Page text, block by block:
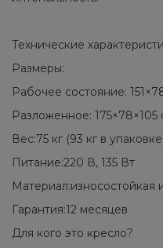
Технические
Размеры:
Рабочее состояние:
Разложенное: 175×78×105
Вес:75 кг (93 кг в
Питание:220 В, 135 Вт
Материал:износостойкая
Гарантия:12 месяцев
Для кого это кресло?